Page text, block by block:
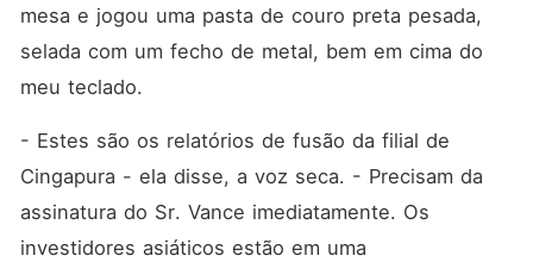
mesa e jogou uma pasta de couro preta pesada,
selada com um fecho de metal, bem em cima do
meu teclado.
- Estes são os relatórios de fusão da filial de
Cingapura - ela disse, a voz seca. - Precisam da
assinatura do Sr. Vance imediatamente. Os
investidores asiáticos estão em uma